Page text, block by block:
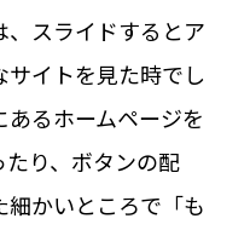
スライドするとア
イトを見た時でし
るホームページを
り、ボタンの配
かいところで「も